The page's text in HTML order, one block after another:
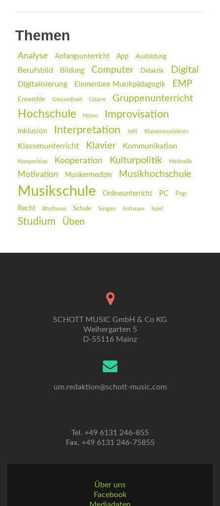
Themen
Analyse Anfangsunterricht App Ausbildung
Berufsbild Bildung Computer Didaktik Digital
Digitalisierung Elementare Musikpädagogik EMP
Ensemble Gesundheit Gitarre Gruppenunterricht
Hochschule Hören Improvisation
Inklusion Interpretation JeKi Klassenmusizieren
Klassenunterricht Klavier Kommunikation
Komposition Kooperation Kulturpolitik Methodik
Motivation Musikermedizin Musikhochschule
Musikschule Onlineunterricht PC Pop
Recht Rhythmus Schule Singen Software Spiel
Studium Üben
SCHOTT MUSIC GmbH & Co KG
Weihergarten 5
D-55116 Mainz
um.redaktion@schott-music.com
Tel. +49 6131 246-855
Fax. +49 6131 246-75855
Über uns
Facebook